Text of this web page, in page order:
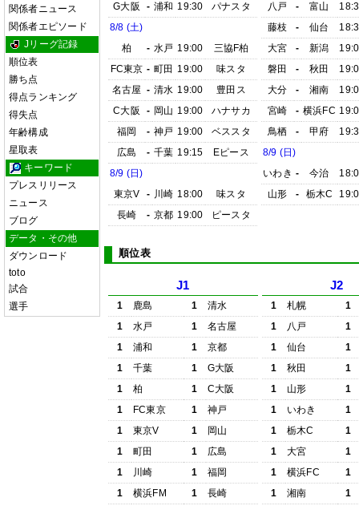
関係者ニュース
関係者エピソード
Jリーグ記録
順位表
勝ち点
得点ランキング
得失点
年齢構成
星取表
キーワード
プレスリリース
ニュース
ブログ
データ・その他
ダウンロード
toto
試合
選手
G大阪
- 浦和 19:30
パナスタ
8/8 (土)
柏
- 水戸 19:00
三協F柏
FC東京 - 町田 19:00
味スタ
名古屋 - 清水 19:00
豊田ス
C大阪
- 岡山 19:00
ハナサカ
福岡
- 神戸 19:00
ベススタ
広島
- 千葉 19:15
Eピース
8/9 (日)
東京V
- 川崎 18:00
味スタ
長崎
- 京都 19:00 ピースタ
八戸
- 富山
藤枝
- 仙台
大宮
- 新潟
磐田
- 秋田
大分
- 湘南
宮崎
- 横浜FC
鳥栖
- 甲府
8/9 (日)
いわき - 今治
山形
- 栃木C
順位表
J1
1 鹿島 1
清水
1
水戸 1
名古屋
1
浦和 1
京都
1
千葉 1
G大阪
1
柏 1
C大阪
1
FC東京 1
神戸
1
東京V 1
岡山
1
町田 1
広島
1
川崎 1
福岡
1
横浜FM 1 長崎
J2
1 札幌
1
1
八戸
1
1
仙台
1
1
秋田
1
1
山形
1
1
いわき
1
1
栃木C
1
1
大宮
1
1
横浜FC
1
1
湘南 1